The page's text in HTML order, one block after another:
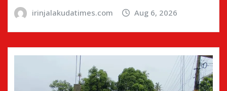
irinjalakudatimes.com Aug 6, 2026